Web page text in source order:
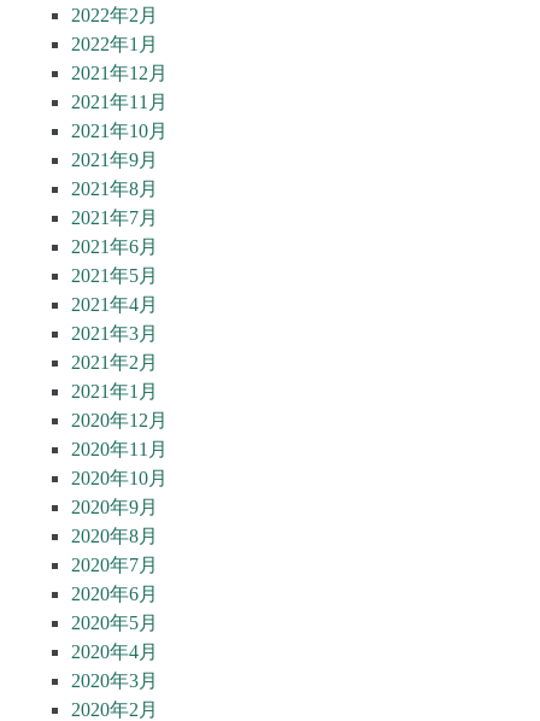
2022年2月
2022年1月
2021年12月
2021年11月
2021年10月
2021年9月
2021年8月
2021年7月
2021年6月
2021年5月
2021年4月
2021年3月
2021年2月
2021年1月
2020年12月
2020年11月
2020年10月
2020年9月
2020年8月
2020年7月
2020年6月
2020年5月
2020年4月
2020年3月
2020年2月